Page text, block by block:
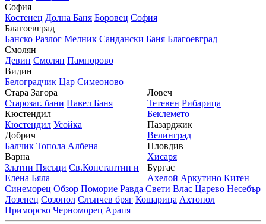
София
Костенец Долна Баня Боровец София
Благоевград
Банско Разлог Мелник Сандански Баня Благоевград
Смолян
Девин Смолян Пампорово
Видин
Белоградчик Цар Симеоново
Стара Загора
Старозаг. бани Павел Баня
Кюстендил
Кюстендил Усойка
Добрич
Балчик Топола Албена
Варна
Златни Пясъци Св.Константин и
Елена Бяла
Ловеч
Тетевен Рибарица
Беклемето
Пазарджик
Велинград
Пловдив
Хисаря
Бургас
Ахелой Аркутино Китен
Синеморец Обзор Поморие Равда Свети Влас Царево Несебър
Лозенец Созопол Слънчев бряг Кошарица Ахтопол
Приморско Черноморец Арапя